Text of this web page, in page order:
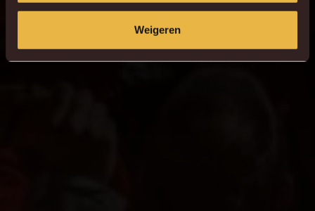
Weigeren